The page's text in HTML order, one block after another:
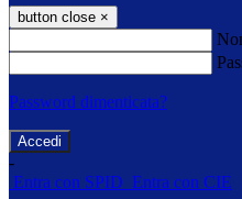
button close ×
Password dimenticata?
-
Entra con SPID Entra con CIE